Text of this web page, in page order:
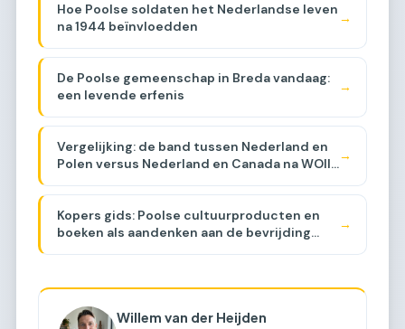
Hoe Poolse soldaten het Nederlandse leven
na 1944 beïnvloedden
→
De Poolse gemeenschap in Breda vandaag:
een levende erfenis
→
Vergelijking: de band tussen Nederland en
Polen versus Nederland en Canada na WOII
→
Kopers gids: Poolse cultuurproducten en
boeken als aandenken aan de bevrijding
→
Willem van der Heijden